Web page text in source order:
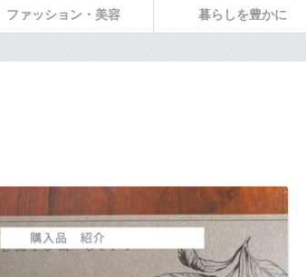
ファッション・美容 暮らしを豊かに